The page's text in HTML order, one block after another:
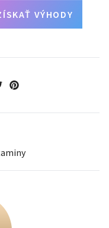
VÝHODY